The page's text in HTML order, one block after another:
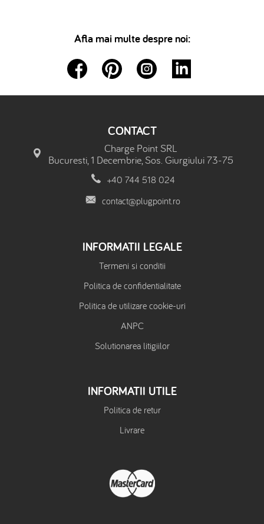
Afla mai multe despre noi:
CONTACT
Charge Point SRL
Bucuresti, 1 Decembrie, Sos. Giurgiului 73-75
+40 744 518 024
contact@plugpoint.ro
INFORMATII LEGALE
Termeni si conditii
Politica de confidentialitate
Politica de utilizare cookie-uri
ANPC
Solutionarea litigiilor
INFORMATII UTILE
Politica de retur
Livrare